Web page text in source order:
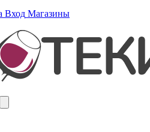
Вход Магазины